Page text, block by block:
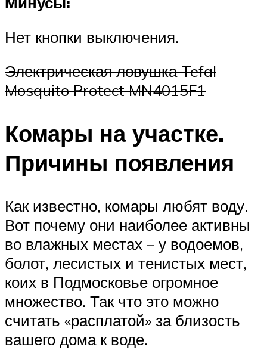
Нет кнопки выключения.
Электрическая ловушка Tefal
Mosquito Protect MN4015F1
Комары на участке.
Причины появления
Как известно, комары любят воду.
Вот почему они наиболее активны
во влажных местах – у водоемов,
болот, лесистых и тенистых мест,
коих в Подмосковье огромное
множество. Так что это можно
считать «расплатой» за близость
вашего дома к воде.